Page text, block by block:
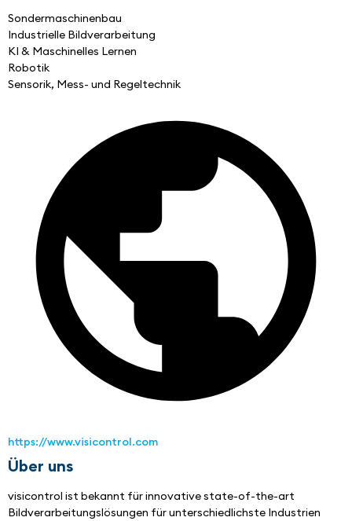
Sondermaschinenbau
Industrielle Bildverarbeitung
KI & Maschinelles Lernen
Robotik
Sensorik, Mess- und Regeltechnik
https://www.visicontrol.com
Über uns
visicontrol ist bekannt für innovative state-of-the-art
Bildverarbeitungslösungen für unterschiedlichste Industrien